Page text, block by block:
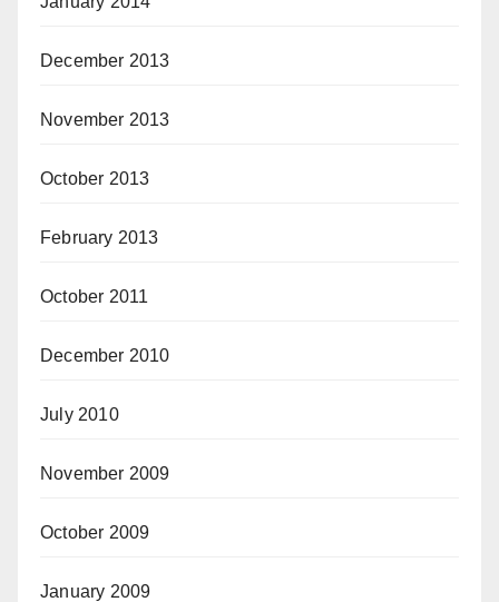
December 2013
November 2013
October 2013
February 2013
October 2011
December 2010
July 2010
November 2009
October 2009
January 2009